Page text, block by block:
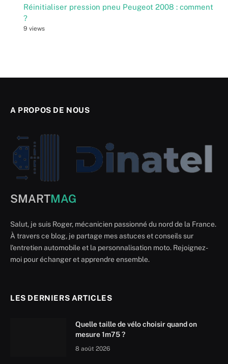
Réinitialiser pression pneu Peugeot 2008 : comment
?
9 views
A PROPOS DE NOUS
SMARTMAG
Salut, je suis Roger, mécanicien passionné du nord de la France.
À travers ce blog, je partage mes astuces et conseils sur
l'entretien automobile et la personnalisation moto. Rejoignez-
moi pour échanger et apprendre ensemble.
LES DERNIERS ARTICLES
Quelle taille de vélo choisir quand on
mesure 1m75 ?
8 août 2026